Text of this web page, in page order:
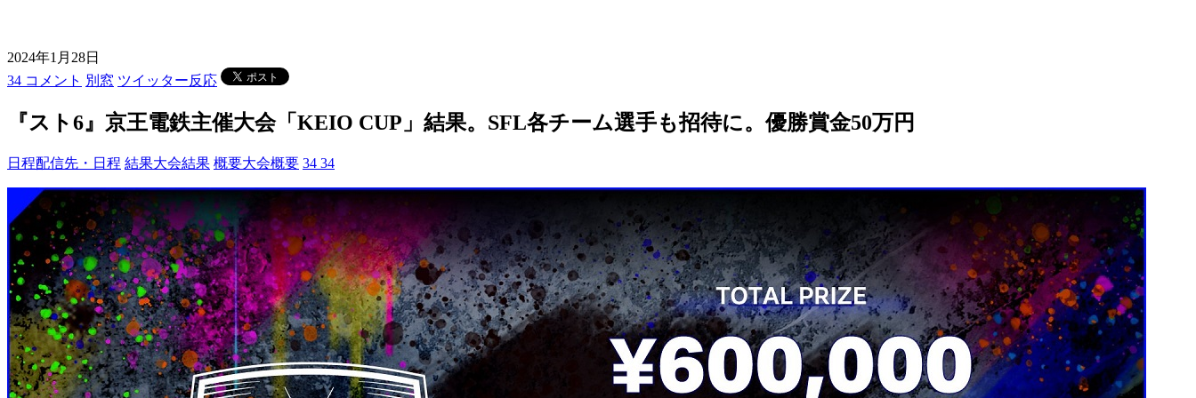
2024年1月28日
34 コメント 別窓 ツイッター反応
『スト6』京王電鉄主催大会「KEIO CUP」結果。SFL各チーム選手も招待に。優勝賞金50万円
日程配信先・日程 結果大会結果 概要大会概要 34 34